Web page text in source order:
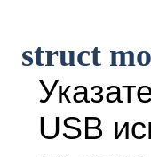
struct
USB